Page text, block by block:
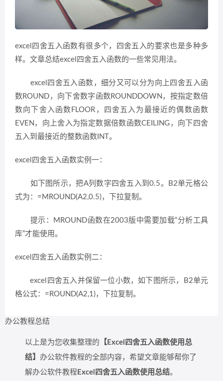
excel四舍五入函数有很多个，四舍五入的要求也是多种多
样。文章总结excel四舍五入函数的一些常见用法。
excel四舍五入函数，细分又可以分为向上四舍五入函
数ROUND，向下舍数字函数ROUNDDOWN，按指定数倍
数向下舍入函数FLOOR，四舍五入为最接近的偶数函数
EVEN，向上舍入为指定数据倍数函数CEILING，向下四舍
五入到最接近的整数函数INT。
excel四舍五入函数实例一：
如下图所示，把A列数字四舍五入到0.5。B2单元格公
式为：=MROUND(A2,0.5)，下拉复制。
提示：MROUND函数在2003版中需要加载“分析工具
库”才能使用。
excel四舍五入函数实例二：
excel四舍五入并保留一位小数，如下图所示，B2单元
格公式：=ROUND(A2,1)，下拉复制。
办公教程总结
以上是为您收集整理的 【Excel四舍五入函数使用总
结】 办公软件教程的全部内容，希望文章能够帮你了
解办公软件教程 Excel四舍五入函数使用总结。